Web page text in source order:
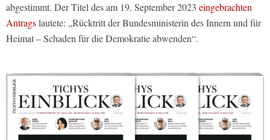
abgestimmt. Der Titel des am 19. September 2023 eingebrachten
Antragslautete: „Rücktritt der Bundesministerin des Innern und für
Heimat – Schaden für die Demokratie abwenden“.